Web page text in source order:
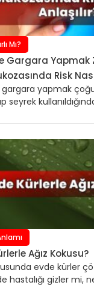
Mı?
Gargara Yapmak
Risk
gargara yapmak
seyrek
kullanım ağız
yapabilir.
zaten hassassa, ağız
varsa ya da irrite
şikayet
mukoza […]
Ağız Kokusu?
evde kürler
hastalığı gizler mi,